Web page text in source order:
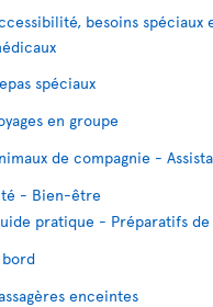
besoins spéciaux
spéciaux
en groupe
de compagnie -
- Bien-être
pratique - Préparatifs de
bord
enceintes